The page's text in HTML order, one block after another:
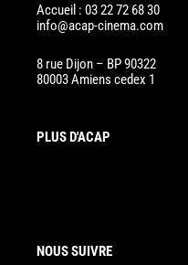
Accueil : 03 22 72 68 30
info@acap-cinema.com
8 rue Dijon – BP 90322
80003 Amiens cedex 1
PLUS D'ACAP
NOUS SUIVRE